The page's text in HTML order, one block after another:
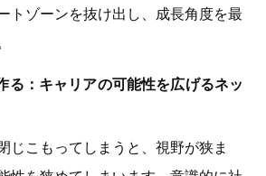
トゾーンを抜け出し、成長角度を最
る：キャリアの可能性を広げるネッ
じこもってしまうと、視野が狭ま